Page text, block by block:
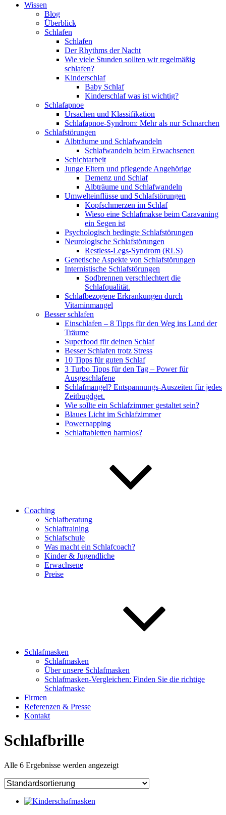
Wissen
Blog
Überblick
Schlafen
Schlafen
Der Rhythms der Nacht
Wie viele Stunden sollten wir regelmäßig
schlafen?
Kinderschlaf
Baby Schlaf
Kinderschlaf was ist wichtig?
Schlafapnoe
Ursachen und Klassifikation
Schlafapnoe-Syndrom: Mehr als nur Schnarchen
Schlafstörungen
Albträume und Schlafwandeln
Schlafwandeln beim Erwachsenen
Schichtarbeit
Junge Eltern und pflegende Angehörige
Demenz und Schlaf
Albträume und Schlafwandeln
Umwelteinflüsse und Schlafstörungen
Kopfschmerzen im Schlaf
Wieso eine Schlafmakse beim Caravaning
ein Segen ist
Psychologisch bedingte Schlafstörungen
Neurologische Schlafstörungen
Restless-Legs-Syndrom (RLS)
Genetische Aspekte von Schlafstörungen
Internistische Schlafstörungen
Sodbrennen verschlechtert die
Schlafqualität.
Schlafbezogene Erkrankungen durch
Vitaminmangel
Besser schlafen
Einschlafen – 8 Tipps für den Weg ins Land der
Träume
Superfood für deinen Schlaf
Besser Schlafen trotz Stress
10 Tipps für guten Schlaf
3 Turbo Tipps für den Tag – Power für
Ausgeschlafene
Schlafmangel? Entspannungs-Auszeiten für jedes
Zeitbugdget.
Wie sollte ein Schlafzimmer gestaltet sein?
Blaues Licht im Schlafzimmer
Powernapping
Schlaftabletten harmlos?
Coaching
Schlafberatung
Schlaftraining
Schlafschule
Was macht ein Schlafcoach?
Kinder & Jugendliche
Erwachsene
Preise
Schlafmasken
Schlafmasken
Über unsere Schlafmasken
Schlafmasken-Vergleichen: Finden Sie die richtige
Schlafmaske
Firmen
Referenzen & Presse
Kontakt
Schlafbrille
Alle 6 Ergebnisse werden angezeigt